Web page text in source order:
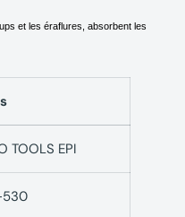
et les éraflures, absorbent les
TOOLS EPI
530